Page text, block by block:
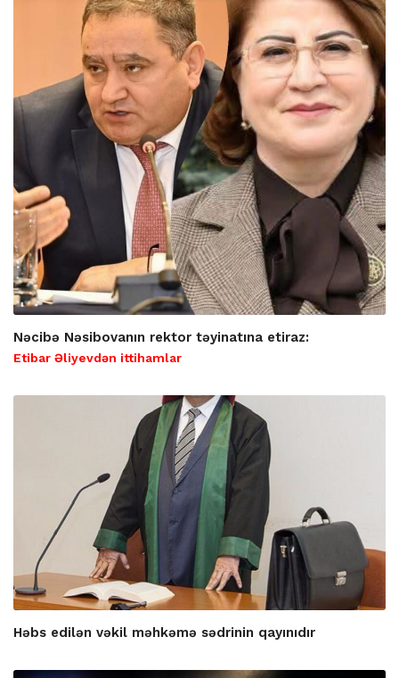
Nəcibə Nəsibovanın rektor təyinatına etiraz:
Etibar Əliyevdən ittihamlar
Həbs edilən vəkil məhkəmə sədrinin qayınıdır